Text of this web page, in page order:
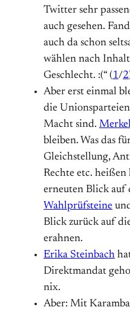
Twitter sehr
auch gesehen.
auch da schon
wählen nach
Geschlecht. :(“ (1/2
Aber erst einmal
die
Macht sind.
bleiben. Was das
Gleichstellung,
Rechte etc.
erneuten Blick auf
Wahlprüfsteine
Blick zurück auf
erahnen.
Erika Steinbach
Direktmandat
nix.
Aber: Mit